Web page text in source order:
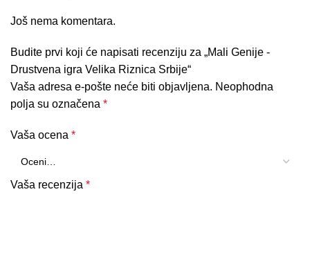
Još nema komentara.
Budite prvi koji će napisati recenziju za „Mali Genije -
Drustvena igra Velika Riznica Srbije“
Vaša adresa e-pošte neće biti objavljena. Neophodna
polja su označena*
Vaša ocena*
Vaša recenzija*